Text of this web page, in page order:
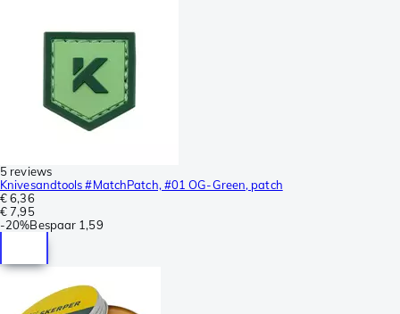
5 reviews
Knivesandtools #MatchPatch, #01 OG-Green, patch
€ 6,36
€ 7,95
-20%Bespaar 1,59